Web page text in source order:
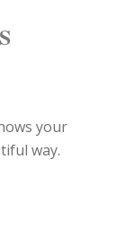
your
way.